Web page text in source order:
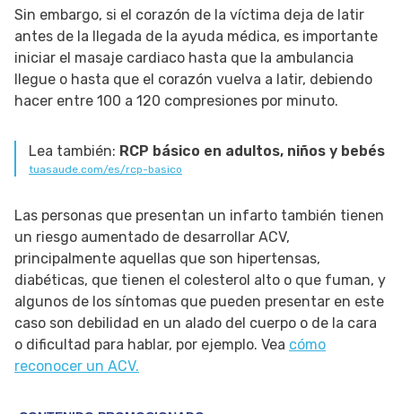
Sin embargo, si el corazón de la víctima deja de latir
antes de la llegada de la ayuda médica, es importante
iniciar el masaje cardiaco hasta que la ambulancia
llegue o hasta que el corazón vuelva a latir, debiendo
hacer entre 100 a 120 compresiones por minuto.
Lea también: RCP básico en adultos, niños y bebés
tuasaude.com/es/rcp-basico
Las personas que presentan un infarto también tienen
un riesgo aumentado de desarrollar ACV,
principalmente aquellas que son hipertensas,
diabéticas, que tienen el colesterol alto o que fuman, y
algunos de los síntomas que pueden presentar en este
caso son debilidad en un alado del cuerpo o de la cara
o dificultad para hablar, por ejemplo. Vea cómo
reconocer un ACV.